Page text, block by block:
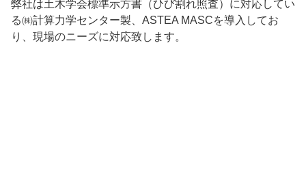
弊社は土木学会標準示方書（ひび割れ照査）に対応してい
る㈱計算力学センター製、ASTEA MASCを導入してお
り、現場のニーズに対応致します。